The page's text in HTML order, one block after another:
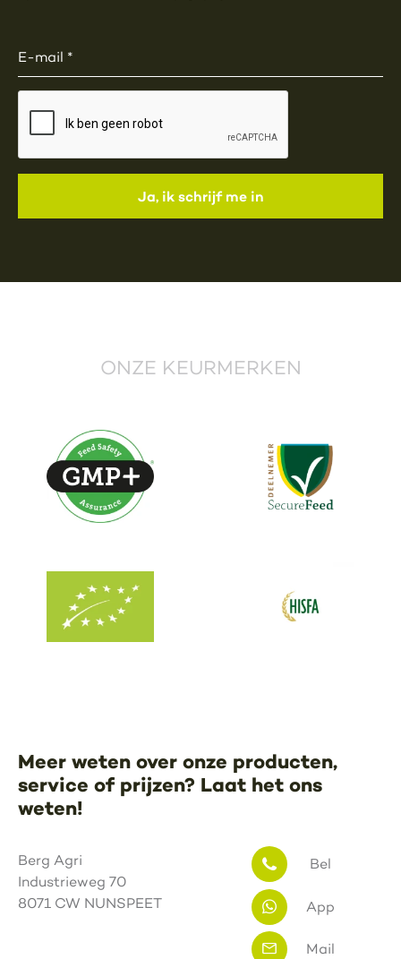
ONZE KEURMERKEN
Meer weten over onze producten,
service of prijzen? Laat het ons
weten!
Berg Agri
Industrieweg 70
8071 CW NUNSPEET
Bel
App
Mail